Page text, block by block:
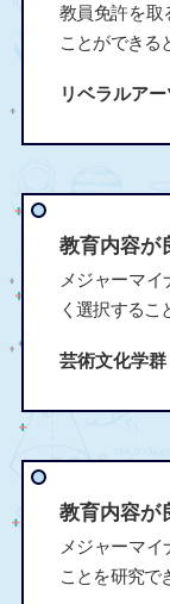
教員免許を取
ことができる
リベラルア
教育内容が
メジャーマ
く選択するこ
芸術文化学群
教育内容が
メジャーマ
ことを研究で